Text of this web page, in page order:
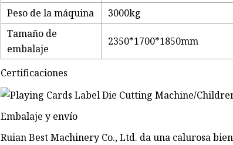
Peso de la máquina
3000kg
Tamaño de
embalaje
2350*1700*1850mm
Certificaciones
Embalaje y envío
Ruian Best Machinery Co., Ltd. da una calurosa